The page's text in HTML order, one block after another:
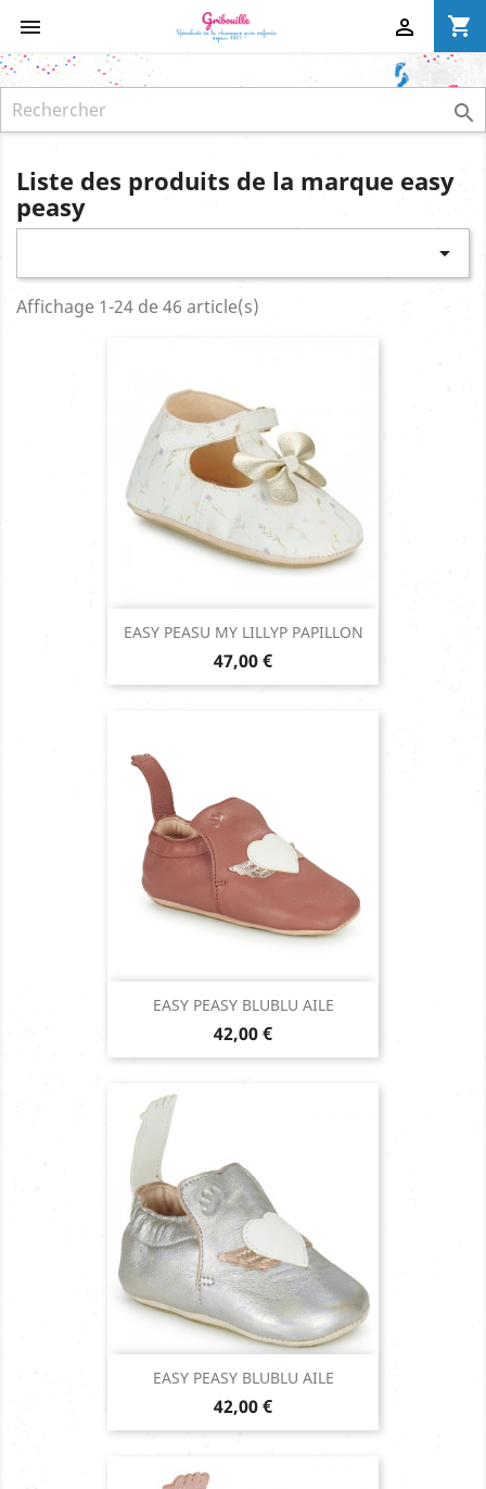
 shopping_cart


Liste des produits de la marque easy
peasy

Affichage 1-24 de 46 article(s)
EASY PEASU MY LILLYP PAPILLON
Prix
47,00 €
EASY PEASY BLUBLU AILE
Prix
42,00 €
EASY PEASY BLUBLU AILE
Prix
42,00 €